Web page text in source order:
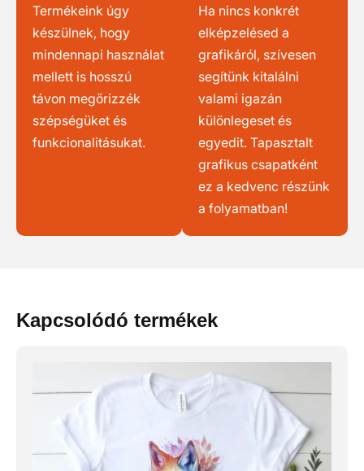
Termékeink úgy
készülnek, hogy
mindennapi használat
mellett is hosszú
távon megőrizzék
szépségüket és
funkcionalitásukat.
Ha nincs konkrét
elképzelésed a
grafikáról, szívesen
segítünk kitalálni
valami igazán
különlegeset és
egyedit. Tapasztalt
grafikus csapatként
ez a kedvenc részünk
a folyamatban!
Kapcsolódó termékek